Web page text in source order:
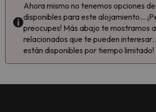
Ahora mismo no tenemos opciones
disponibles para este alojamiento...
preocupes! Más abajo te mostramos
relacionados que te pueden interesar.
están disponibles por tiempo limitado!